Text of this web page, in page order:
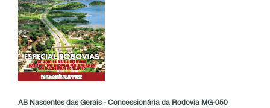
AB Nascentes das Gerais - Concessionária da Rodovia MG-050